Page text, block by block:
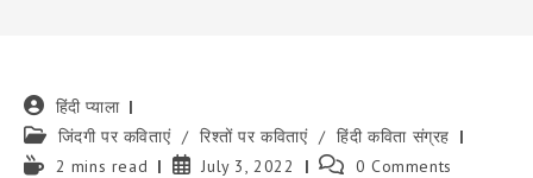
Post
author:
हिंदी प्याला
Post
category:
जिंदगी पर कविताएं / रिश्तों पर कविताएं / हिंदी कविता संग्रह
Reading2 mins read
PostJuly 3, 2022
Post 0 Comments